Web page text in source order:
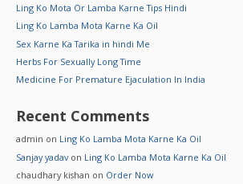
Ling Ko Mota Or Lamba Karne Tips Hindi
Ling Ko Lamba Mota Karne Ka Oil
Sex Karne Ka Tarika in hindi Me
Herbs For Sexually Long Time
Medicine For Premature Ejaculation In India
Recent Comments
admin on Ling Ko Lamba Mota Karne Ka Oil
Sanjay yadavon Ling Ko Lamba Mota Karne Ka Oil
chaudhary kishan on Order Now